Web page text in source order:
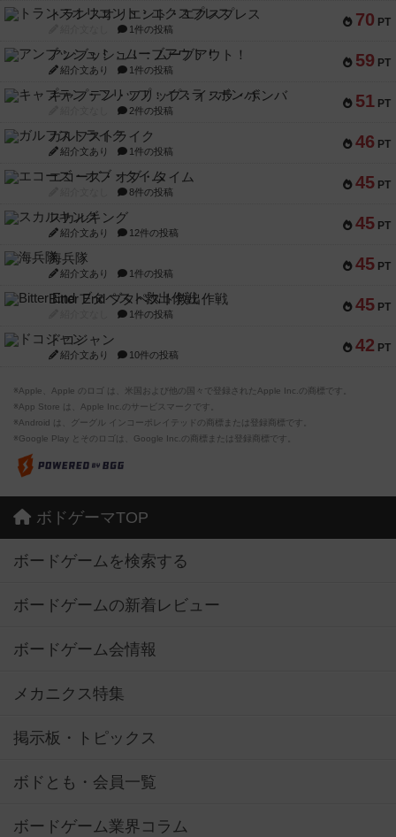
70 PT
トランスオリエント・エクスプレス
1件の投稿
59 PT
アンブッシュ！：ムーブアウト！
紹介文あり 1件の投稿
51 PT
キャプテン・フリップ：イスラ・ボンバ
2件の投稿
46 PT
ガルフストライク
紹介文あり 1件の投稿
45 PT
エコーズ・オブ・タイム
8件の投稿
45 PT
スカルキング
紹介文あり 12件の投稿
45 PT
海兵隊
紹介文あり 1件の投稿
45 PT
Bitter End ブタペスト救出作戦
1件の投稿
42 PT
ドコジャン
紹介文あり 10件の投稿
※Apple、Apple のロゴ は、米国および他の国々で登録されたApple Inc.の商標です。
※App Store は、Apple Inc.のサービスマークです。
※Android は、グーグル インコーポレイテッドの商標または登録商標です。
※Google Play とそのロゴは、Google Inc.の商標または登録商標です。
ボドゲーマTOP
ボードゲームを検索する
ボードゲームの新着レビュー
ボードゲーム会情報
メカニクス特集
掲示板・トピックス
ボドとも・会員一覧
ボードゲーム業界コラム